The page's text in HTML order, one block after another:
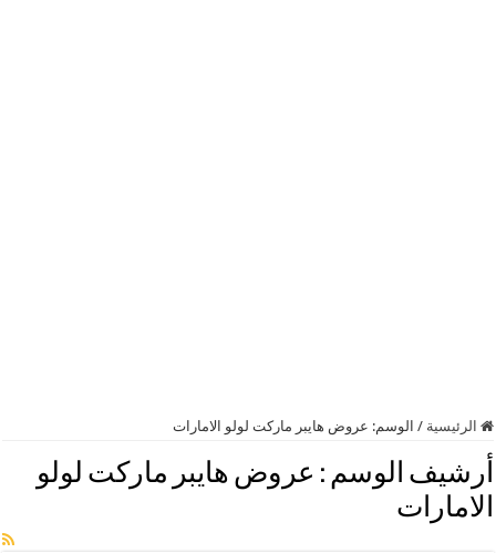
الرئيسية / الوسم: عروض هايبر ماركت لولو الامارات
أرشيف الوسم : عروض هايبر ماركت لولو
الامارات